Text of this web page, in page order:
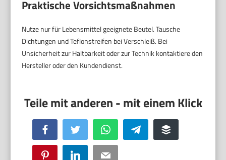
Praktische Vorsichtsmaßnahmen
Nutze nur für Lebensmittel geeignete Beutel. Tausche
Dichtungen und Teflonstreifen bei Verschleiß. Bei
Unsicherheit zur Haltbarkeit oder zur Technik kontaktiere den
Hersteller oder den Kundendienst.
Facebook Twitter WhatsApp Telegram Buffer
Pinterest LinkedIn Email